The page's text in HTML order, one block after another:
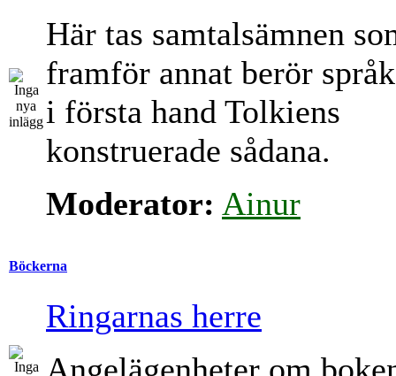
Här tas samtalsämnen
framför annat berör
i första hand Tolkiens
konstruerade sådana.
Moderator: Ainur
Böckerna
Ringarnas herre